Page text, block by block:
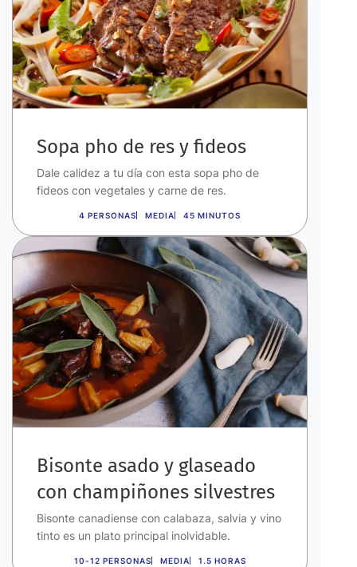
Sopa pho de res y fideos
Dale calidez a tu día con esta sopa pho de
fideos con vegetales y carne de res.
4 PERSONAS MEDIA 45 MINUTOS
Imagen
Bisonte asado y glaseado
con champiñones silvestres
Bisonte canadiense con calabaza, salvia y vino
tinto es un plato principal inolvidable.
10-12 PERSONAS MEDIA 1.5 HORAS